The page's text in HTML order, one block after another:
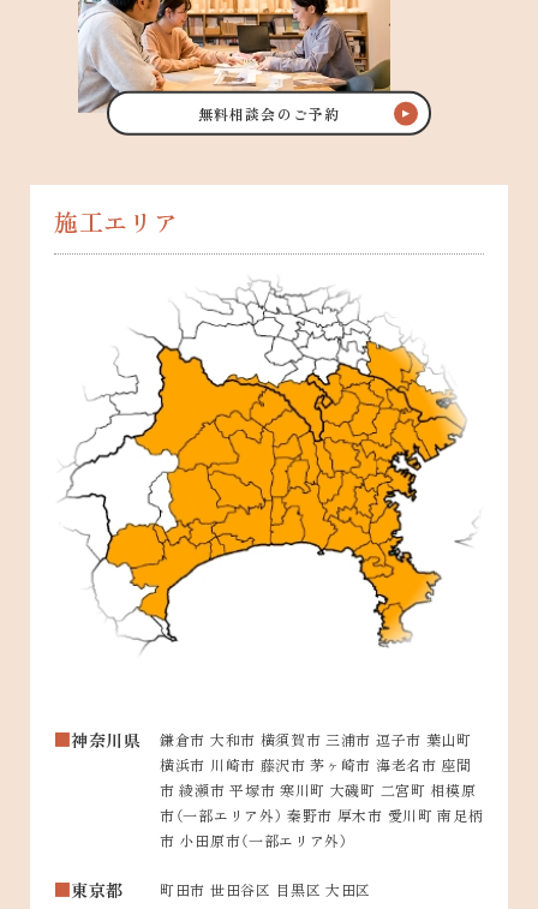
無料相談会のご予約
施工エリア
神奈川県
鎌倉市 大和市 横須賀市 三浦市 逗子市 葉山町
横浜市 川崎市 藤沢市 茅ヶ崎市 海老名市 座間
市 綾瀬市 平塚市 寒川町 大磯町 二宮町 相模原
市（一部エリア外） 秦野市 厚木市 愛川町 南足柄
市 小田原市（一部エリア外）
東京都 町田市 世田谷区 目黒区 大田区